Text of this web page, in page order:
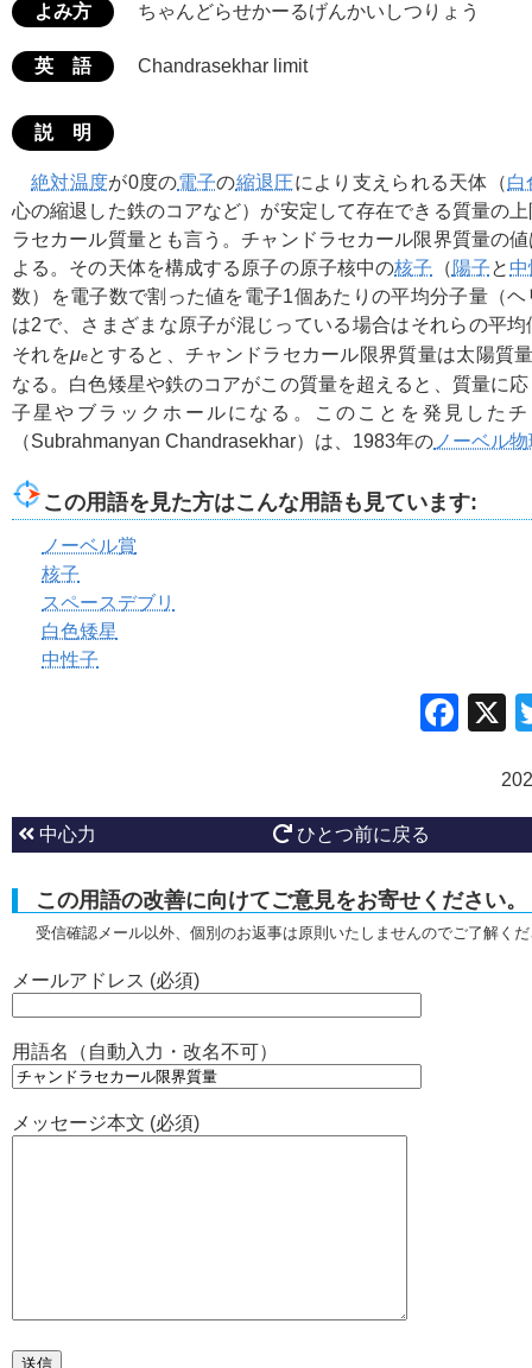
よみ方 ちゃんどらせかーるげんかいしつりょう
英 語 Chandrasekhar limit
説 明
絶対温度が0度の電子の縮退圧により支えられる天体（白
心の縮退した鉄のコアなど）が安定して存在できる質量の
ラセカール質量とも言う。チャンドラセカール限界質量の
よる。その天体を構成する原子の原子核中の核子 （ 陽子と
数）を電子数で割った値を電子1個あたりの平均分子量（
は2で、さまざまな原子が混じっている場合はそれらの平
それをμeとすると、チャンドラセカール限界質量は太陽質
なる。白色矮星や鉄のコアがこの質量を超えると、質量に
子星やブラックホールになる。このことを発見した
（Subrahmanyan Chandrasekhar）は、1983年の ノーベル
この用語を見た方はこんな用語も見ています:
ノーベル賞
核子
スペースデブリ
白色矮星
中性子
中心力 ひとつ前に戻る
この用語の改善に向けてご意見をお寄せください。
受信確認メール以外、個別のお返事は原則いたしませんのでご了解く
メールアドレス (必須)
用語名（自動入力・改名不可）
メッセージ本文 (必須)